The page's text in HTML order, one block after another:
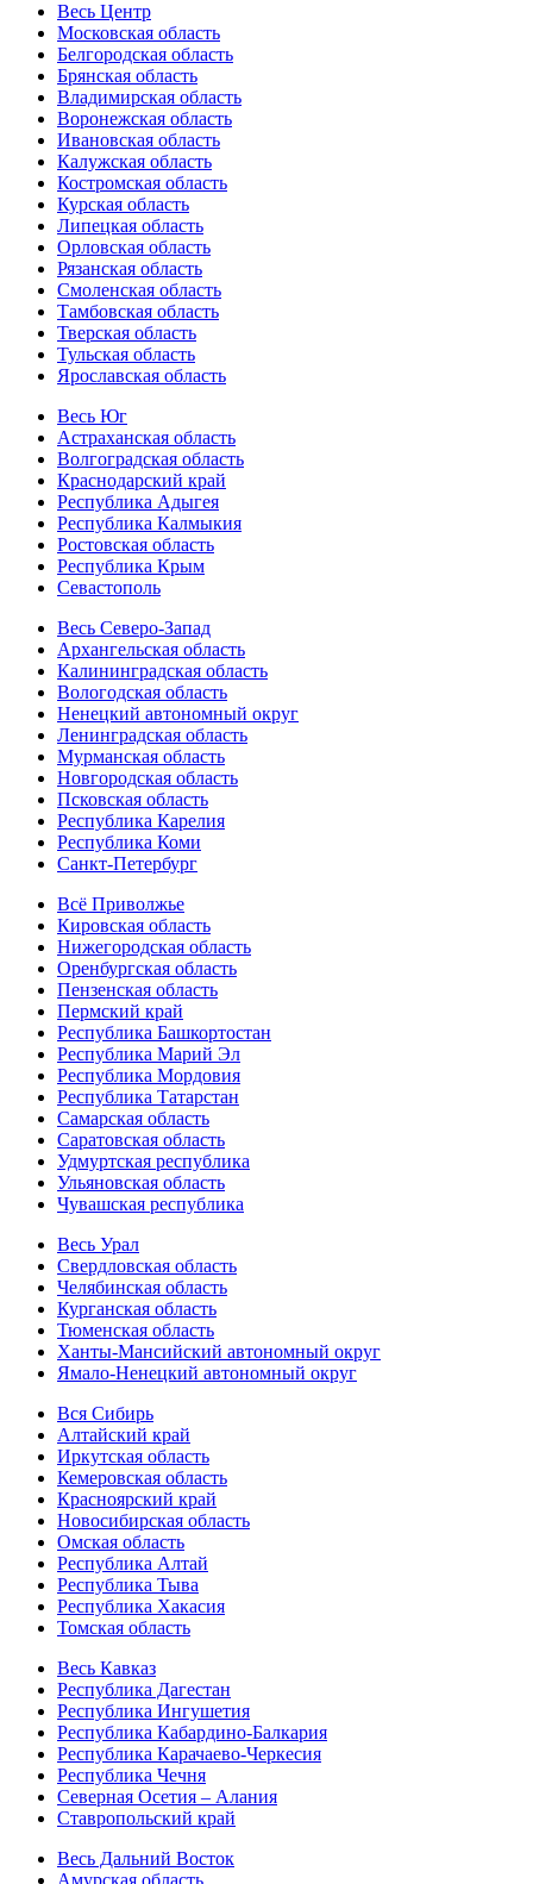
Весь Центр
Московская область
Белгородская область
Брянская область
Владимирская область
Воронежская область
Ивановская область
Калужская область
Костромская область
Курская область
Липецкая область
Орловская область
Рязанская область
Смоленская область
Тамбовская область
Тверская область
Тульская область
Ярославская область
Весь Юг
Астраханская область
Волгоградская область
Краснодарский край
Республика Адыгея
Республика Калмыкия
Ростовская область
Республика Крым
Севастополь
Весь Северо-Запад
Архангельская область
Калининградская область
Вологодская область
Ненецкий автономный округ
Ленинградская область
Мурманская область
Новгородская область
Псковская область
Республика Карелия
Республика Коми
Санкт-Петербург
Всё Приволжье
Кировская область
Нижегородская область
Оренбургская область
Пензенская область
Пермский край
Республика Башкортостан
Республика Марий Эл
Республика Мордовия
Республика Татарстан
Самарская область
Саратовская область
Удмуртская республика
Ульяновская область
Чувашская республика
Весь Урал
Свердловская область
Челябинская область
Курганская область
Тюменская область
Ханты-Мансийский автономный округ
Ямало-Ненецкий автономный округ
Вся Сибирь
Алтайский край
Иркутская область
Кемеровская область
Красноярский край
Новосибирская область
Омская область
Республика Алтай
Республика Тыва
Республика Хакасия
Томская область
Весь Кавказ
Республика Дагестан
Республика Ингушетия
Республика Кабардино-Балкария
Республика Карачаево-Черкесия
Республика Чечня
Северная Осетия – Алания
Ставропольский край
Весь Дальний Восток
Амурская область